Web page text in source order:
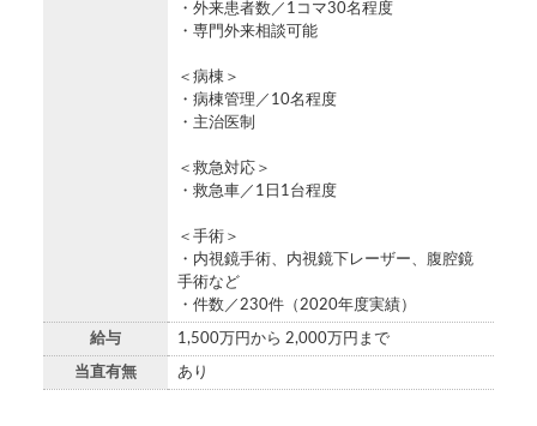
・外来患者数／1コマ30名程度
・専門外来相談可能
＜病棟＞
・病棟管理／10名程度
・主治医制
＜救急対応＞
・救急車／1日1台程度
＜手術＞
・内視鏡手術、内視鏡下レーザー、腹腔鏡
手術など
・件数／230件（2020年度実績）
給与 1,500万円から 2,000万円まで
当直有無 あり